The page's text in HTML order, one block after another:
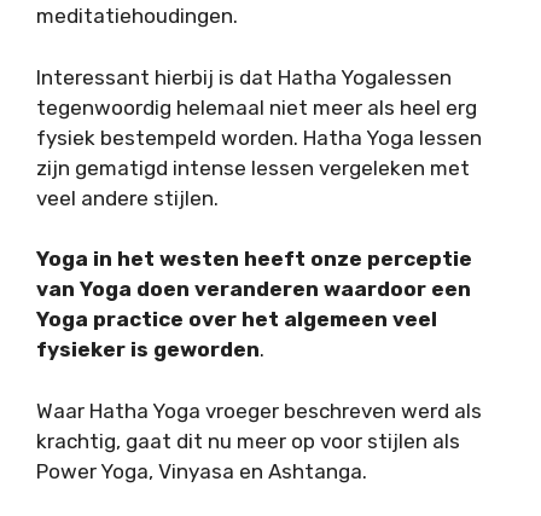
meditatiehoudingen.
Interessant hierbij is dat Hatha Yogalessen
tegenwoordig helemaal niet meer als heel erg
fysiek bestempeld worden. Hatha Yoga lessen
zijn gematigd intense lessen vergeleken met
veel andere stijlen.
Yoga in het westen heeft onze perceptie
van Yoga doen veranderen waardoor een
Yoga practice over het algemeen veel
fysieker is geworden.
Waar Hatha Yoga vroeger beschreven werd als
krachtig, gaat dit nu meer op voor stijlen als
Power Yoga, Vinyasa en Ashtanga.